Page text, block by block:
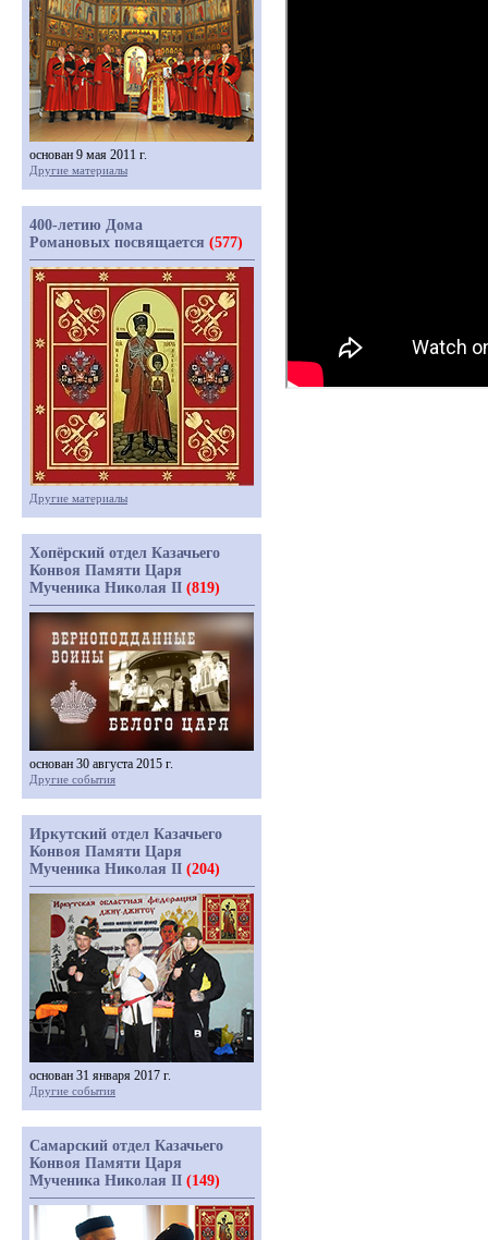
основан 9 мая 2011 г.
Другие материалы
400-летию Дома
Романовых посвящается (577)
Другие материалы
Хопёрский отдел Казачьего
Конвоя Памяти Царя
Мученика Николая II (819)
основан 30 августа 2015 г.
Другие события
Иркутский отдел Казачьего
Конвоя Памяти Царя
Мученика Николая II (204)
основан 31 января 2017 г.
Другие события
Самарский отдел Казачьего
Конвоя Памяти Царя
Мученика Николая II (149)